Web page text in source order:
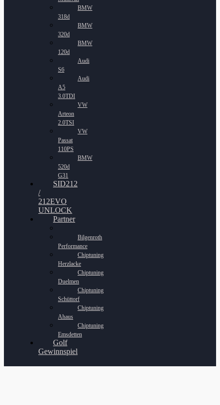
BMW
318d
BMW
320d
BMW
120d
Audi
S6
Audi
A5
3.0TDI
VW
Arteon
2.0TSI
VW
Passat
110PS
BMW
520d
G31
SID212
/
212EVO
UNLOCK
Partner
Bilgenroth
Performance
Chiptuning
Herzlacke
Chiptuning
Duelmen
Chiptuning
Schüttorf
Chiptuning
Ahaus
Chiptuning
Emsdetten
Golf
Gewinnspiel